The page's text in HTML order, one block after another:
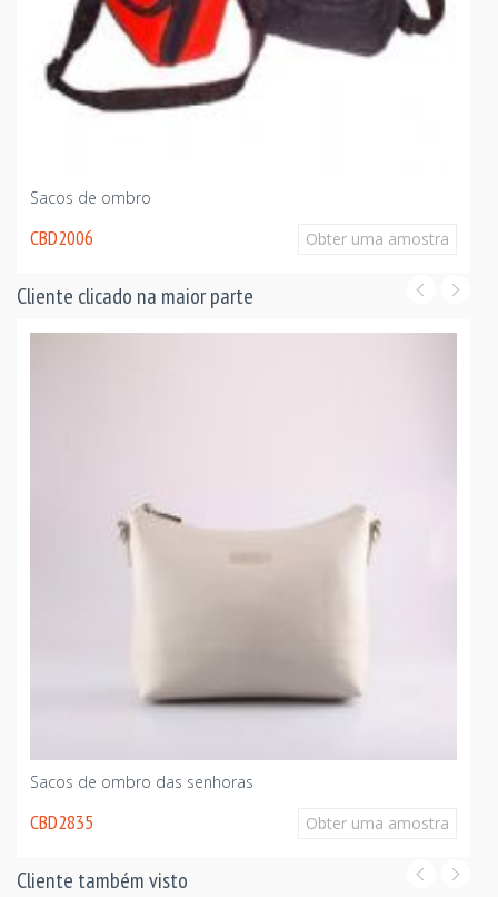
Sacos de ombro
CBD2006 Obter uma amostra
Cliente clicado na maior parte
Sacos de ombro das senhoras
CBD2835 Obter uma amostra
Cliente também visto